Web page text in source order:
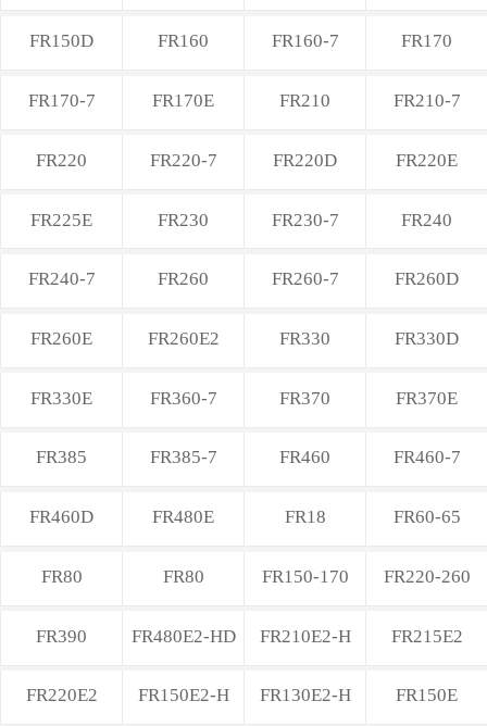
FR150D FR160 FR160-7 FR170
FR170-7 FR170E FR210 FR210-7
FR220 FR220-7 FR220D FR220E
FR225E FR230 FR230-7 FR240
FR240-7 FR260 FR260-7 FR260D
FR260E FR260E2 FR330 FR330D
FR330E FR360-7 FR370 FR370E
FR385 FR385-7 FR460 FR460-7
FR460D FR480E FR18 FR60-65
FR80 FR80 FR150-170 FR220-260
FR390 FR480E2-HD FR210E2-H FR215E2
FR220E2 FR150E2-H FR130E2-H FR150E